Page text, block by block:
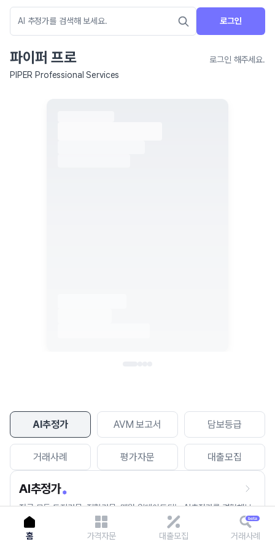
로그인
파이퍼 프로
로그인 해주세요.
PIPER Professional Services
AI추정가 AVM 보고서 담보등급
거래사례 평가자문 대출모집
AI추정가
전국 모든 토지건물, 집합건물, 매월 업데이트되는 AI추정가를 경험해보
세요.
홈 가격자문 대출모집 거래사례